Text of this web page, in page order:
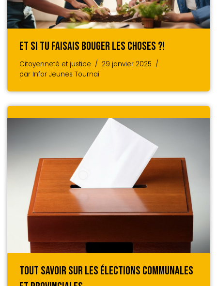
Et Si Tu Faisais Bouger Les Choses ?!
Citoyenneté et justice
29 janvier 2025
par Infor Jeunes Tournai
Tout Savoir Sur Les Élections Communales